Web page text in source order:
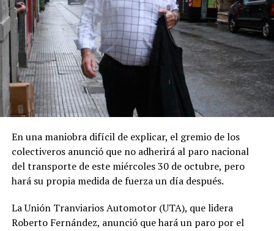
En una maniobra difícil de explicar, el gremio de los
colectiveros anunció que no adherirá al paro nacional
del transporte de este miércoles 30 de octubre, pero
hará su propia medida de fuerza un día después.
La Unión Tranviarios Automotor (UTA), que lidera
Roberto Fernández, anunció que hará un paro por el